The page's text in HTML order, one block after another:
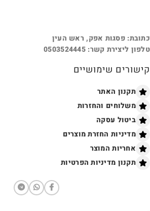
כתובת: פסגות אפק, ראש העין
טלפון ליצירת קשר: 0503524445
קישורים שימושיים
תקנון האתר
משלוחים והחזרות
ביטול עסקה
מדיניות החזרת מוצרים
אחריות המוצר
תקנון מדיניות הפרטיות